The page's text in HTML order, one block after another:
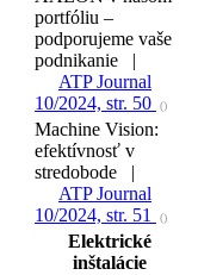
portfóliu –
podporujeme vaše
podnikanie |
ATP Journal
10/2024, str. 50
()
Machine Vision:
efektívnosť v
stredobode |
ATP Journal
10/2024, str. 51
()
Elektrické
inštalácie